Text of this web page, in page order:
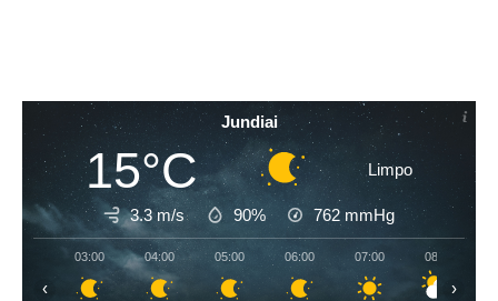
Jundiai
15°C Limpo
3.3 m/s 90% 762 mmHg
03:00 04:00 05:00 06:00 07:00 08:00
‹ ›